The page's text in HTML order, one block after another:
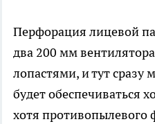
Перфорация лицевой
два 200 мм
лопастями, и тут сразу
будет обеспечиваться
хотя противопылевого